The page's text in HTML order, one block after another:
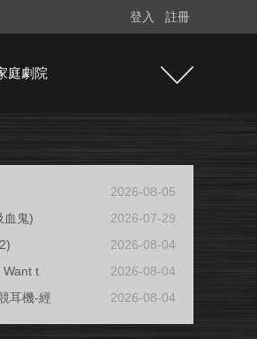
登入 註冊
庭劇院
2026-08-05
血鬼)
2026-07-29
2026-08-04
t
2026-08-04
耳機-經
2026-08-04